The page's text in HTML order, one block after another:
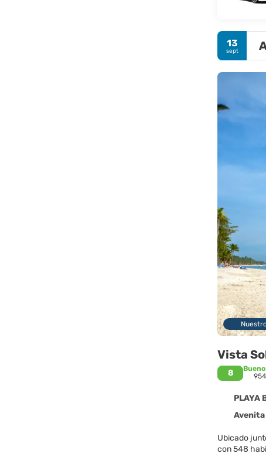
13
sept
Vista
8
Bueno
PLAYA
Avenita
Ubicado
con 548